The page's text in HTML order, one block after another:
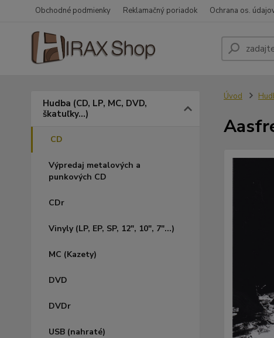
Obchodné podmienky Reklamačný poriadok Ochrana os.
Hudba (CD, LP, MC, DVD,
škatuľky...)
CD
Výpredaj metalových a
punkových CD
CDr
Vinyly (LP, EP, SP, 12", 10", 7"...)
MC (Kazety)
DVD
DVDr
USB (nahraté)
Úvod